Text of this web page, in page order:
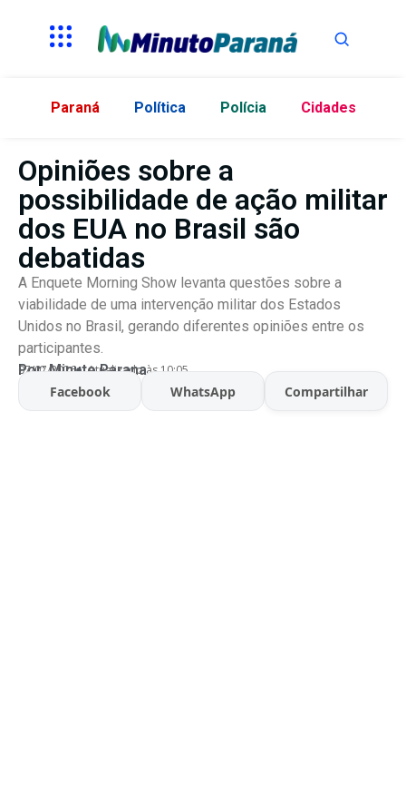
Paraná Política Polícia Cidades
Opiniões sobre a
possibilidade de ação militar
dos EUA no Brasil são
debatidas
A Enquete Morning Show levanta questões sobre a
viabilidade de uma intervenção militar dos Estados
Unidos no Brasil, gerando diferentes opiniões entre os
participantes.
Por:Minuto Parana
07/07/2026 Atualizado às 10:05
Facebook WhatsApp Compartilhar